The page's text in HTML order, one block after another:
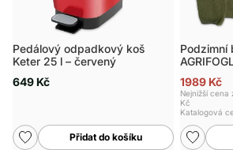
Pedálový odpadkový koš
Keter 25 l – červený
649 Kč
Přidat do košíku
Podzimní
1989 Kč
Nejnižší cena
Kč
Katalogová